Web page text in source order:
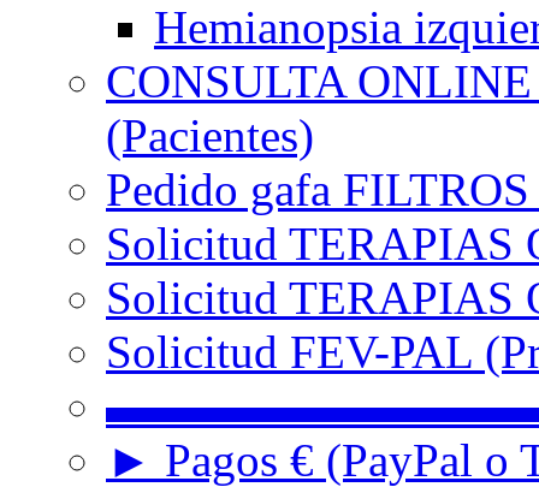
Hemianopsia
CONSULTA
(Pacientes)
Pedido gafa
Solicitud TERAPIAS
Solicitud TERAPIAS
Solicitud FEV-PAL
► Pagos € (PayPal o